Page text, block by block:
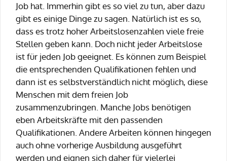
Job hat. Immerhin gibt es so viel zu tun, aber dazu
gibt es einige Dinge zu sagen. Natürlich ist es so,
dass es trotz hoher Arbeitslosenzahlen viele freie
Stellen geben kann. Doch nicht jeder Arbeitslose
ist für jeden Job geeignet. Es können zum Beispiel
die entsprechenden Qualifikationen fehlen und
dann ist es selbstverständlich nicht möglich, diese
Menschen mit dem freien Job
zusammenzubringen. Manche Jobs benötigen
eben Arbeitskräfte mit den passenden
Qualifikationen. Andere Arbeiten können hingegen
auch ohne vorherige Ausbildung ausgeführt
werden und eignen sich daher für vielerlei